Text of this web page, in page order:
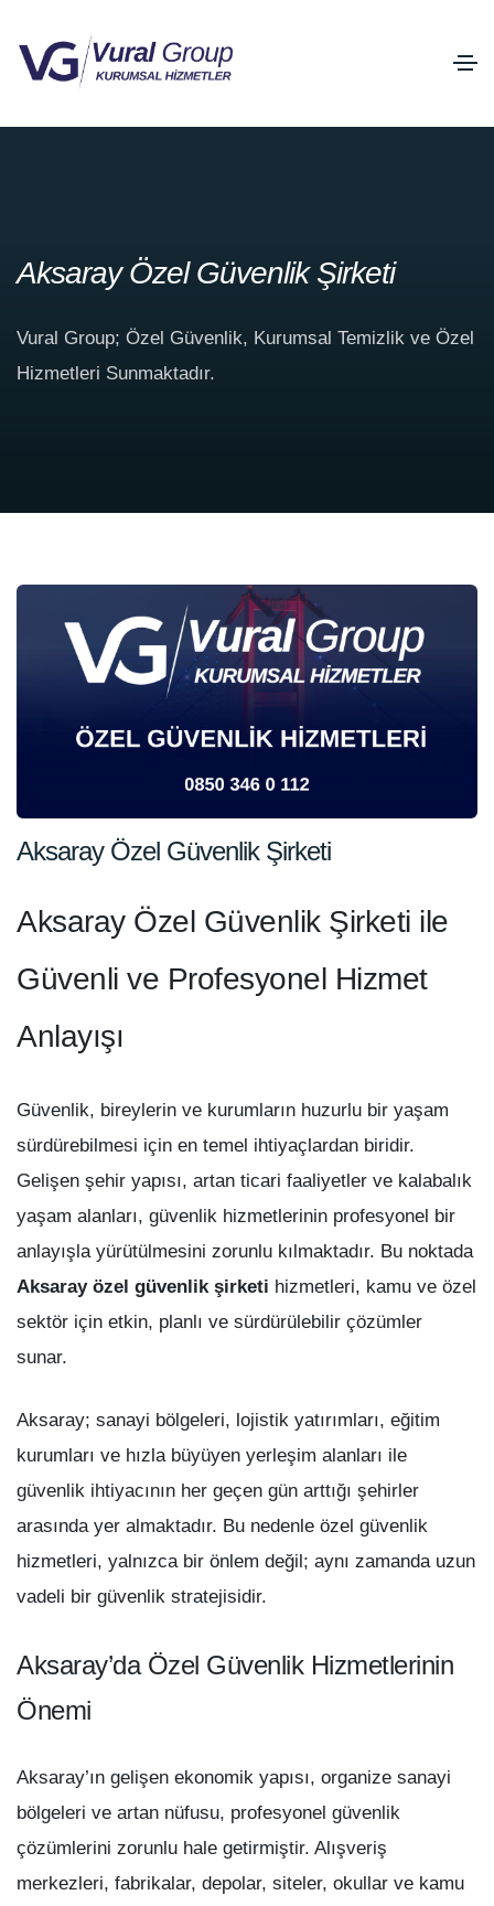
Aksaray Özel Güvenlik Şirketi
Vural Group; Özel Güvenlik, Kurumsal Temizlik ve Özel
Hizmetleri Sunmaktadır.
Aksaray Özel Güvenlik Şirketi
Aksaray Özel Güvenlik Şirketi ile
Güvenli ve Profesyonel Hizmet
Anlayışı
Güvenlik, bireylerin ve kurumların huzurlu bir yaşam
sürdürebilmesi için en temel ihtiyaçlardan biridir.
Gelişen şehir yapısı, artan ticari faaliyetler ve kalabalık
yaşam alanları, güvenlik hizmetlerinin profesyonel bir
anlayışla yürütülmesini zorunlu kılmaktadır. Bu noktada
Aksaray özel güvenlik şirketi hizmetleri, kamu ve özel
sektör için etkin, planlı ve sürdürülebilir çözümler
sunar.
Aksaray; sanayi bölgeleri, lojistik yatırımları, eğitim
kurumları ve hızla büyüyen yerleşim alanları ile
güvenlik ihtiyacının her geçen gün arttığı şehirler
arasında yer almaktadır. Bu nedenle özel güvenlik
hizmetleri, yalnızca bir önlem değil; aynı zamanda uzun
vadeli bir güvenlik stratejisidir.
Aksaray’da Özel Güvenlik Hizmetlerinin
Önemi
Aksaray’ın gelişen ekonomik yapısı, organize sanayi
bölgeleri ve artan nüfusu, profesyonel güvenlik
çözümlerini zorunlu hale getirmiştir. Alışveriş
merkezleri, fabrikalar, depolar, siteler, okullar ve kamu